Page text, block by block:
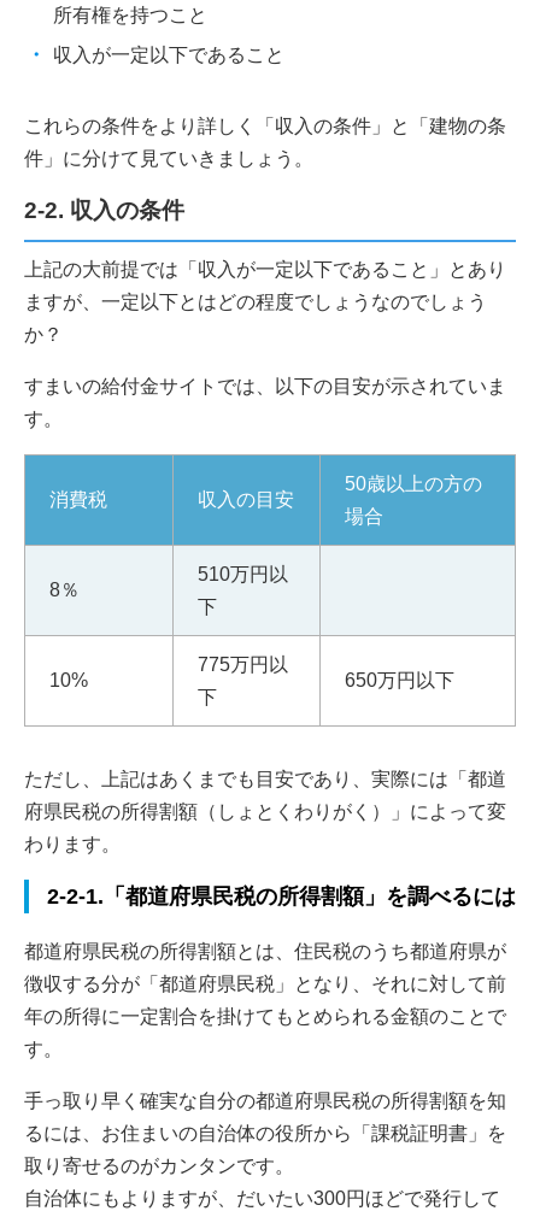
所有権を持つこと
収入が一定以下であること
これらの条件をより詳しく「収入の条件」と「建物の条
件」に分けて見ていきましょう。
2-2. 収入の条件
上記の大前提では「収入が一定以下であること」とあり
ますが、一定以下とはどの程度でしょうなのでしょう
か？
すまいの給付金サイトでは、以下の目安が示されていま
す。
消費税 収入の目安
50歳以上の方の
場合
8％
510万円以
下
10%
775万円以
下
650万円以下
ただし、上記はあくまでも目安であり、実際には「都道
府県民税の所得割額（しょとくわりがく）」によって変
わります。
2-2-1.「都道府県民税の所得割額」を調べるには
都道府県民税の所得割額とは、住民税のうち都道府県が
徴収する分が「都道府県民税」となり、それに対して前
年の所得に一定割合を掛けてもとめられる金額のことで
す。
手っ取り早く確実な自分の都道府県民税の所得割額を知
るには、お住まいの自治体の役所から「課税証明書」を
取り寄せるのがカンタンです。
自治体にもよりますが、だいたい300円ほどで発行して